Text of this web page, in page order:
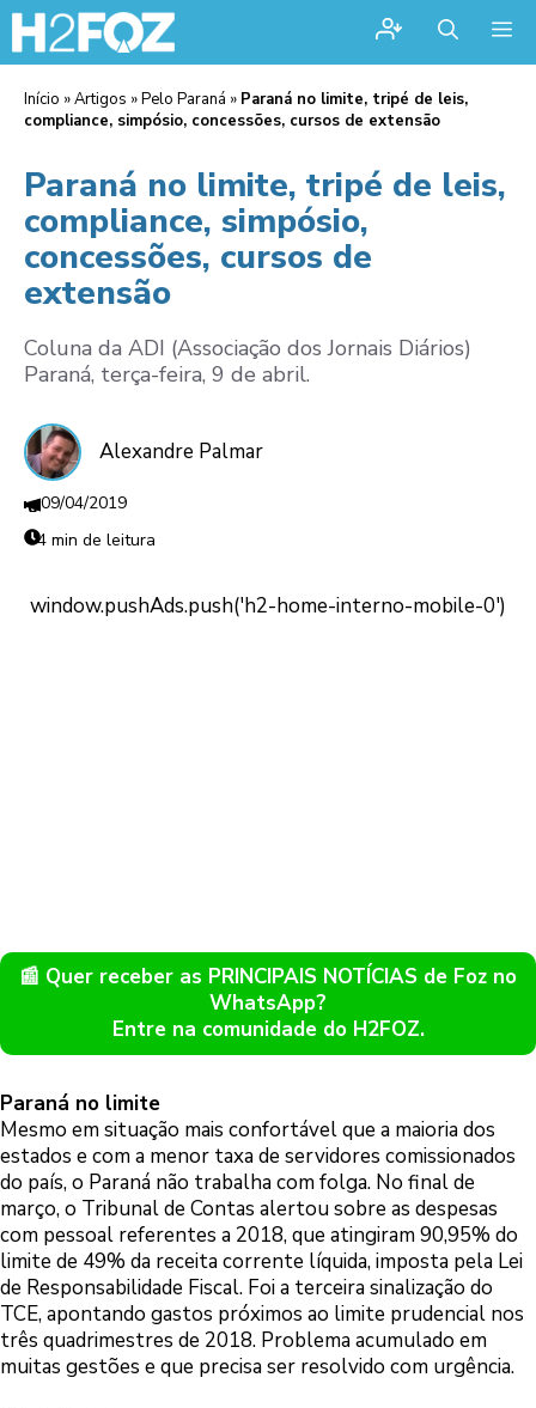
Início »Artigos »Pelo Paraná » Paraná no limite, tripé de leis,
compliance, simpósio, concessões, cursos de extensão
Paraná no limite, tripé de leis,
compliance, simpósio,
concessões, cursos de
extensão
Coluna da ADI (Associação dos Jornais Diários)
Paraná, terça-feira, 9 de abril.
Alexandre Palmar
09/04/2019
4 min de leitura
📰 Quer receber as PRINCIPAIS NOTÍCIAS de Foz no
WhatsApp?
Entre na comunidade do H2FOZ.
Paraná no limite
Mesmo em situação mais confortável que a maioria dos
estados e com a menor taxa de servidores comissionados
do país, o Paraná não trabalha com folga. No final de
março, o Tribunal de Contas alertou sobre as despesas
com pessoal referentes a 2018, que atingiram 90,95% do
limite de 49% da receita corrente líquida, imposta pela Lei
de Responsabilidade Fiscal. Foi a terceira sinalização do
TCE, apontando gastos próximos ao limite prudencial nos
três quadrimestres de 2018. Problema acumulado em
muitas gestões e que precisa ser resolvido com urgência.